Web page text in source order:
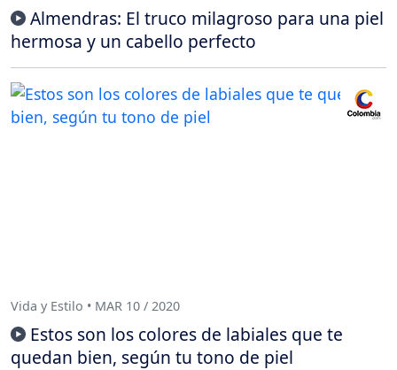
Almendras: El truco milagroso para una piel
hermosa y un cabello perfecto
Vida y Estilo • MAR 10 / 2020
Estos son los colores de labiales que te
quedan bien, según tu tono de piel